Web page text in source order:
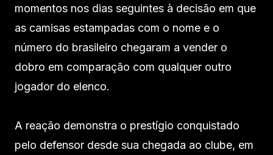
momentos nos dias seguintes à decisão em que
as camisas estampadas com o nome e o
número do brasileiro chegaram a vender o
dobro em comparação com qualquer outro
jogador do elenco.
A reação demonstra o prestígio conquistado
pelo defensor desde sua chegada ao clube, em